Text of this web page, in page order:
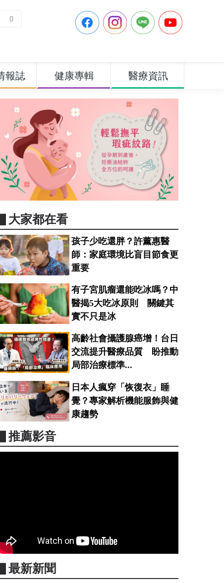
報誌 健康專輯 醫療資訊
▋大家都在看
孩子少吃還胖？許薰惠醫
師：家庭環境比盲目節食更
重要
有子宮肌瘤還能吃冰嗎？中
醫揭5大吃冰原則 關鍵其
實不只是冰
高齡社會攝護腺癌增！台日
交流提升醫療品質 盼推動
局部治療標準...
日本人瘋穿「恢復衣」睡
覺？專家解析機能服飾與健
康趨勢
▋推薦影音
▋最新新聞